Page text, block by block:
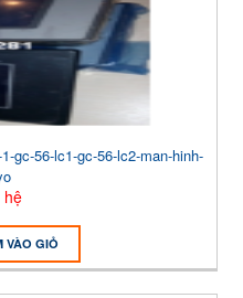
gc-56-lc1-gc-56-lc2-man-hinh-
hệ
VÀO GIỎ